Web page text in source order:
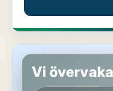
Lager i Motala
Vi